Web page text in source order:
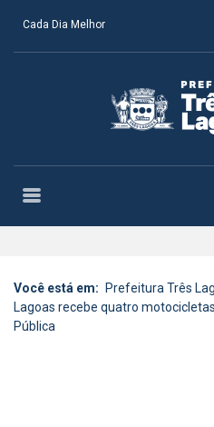
Cada Dia Melhor
Você está em: Prefeitura Três
Lagoas recebe quatro
Pública